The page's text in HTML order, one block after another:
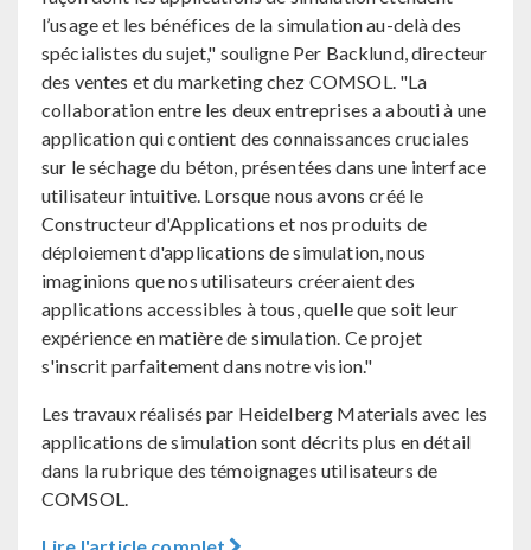
l’usage et les bénéfices de la simulation au-delà des
spécialistes du sujet," souligne Per Backlund, directeur
des ventes et du marketing chez COMSOL. "La
collaboration entre les deux entreprises a abouti à une
application qui contient des connaissances cruciales
sur le séchage du béton, présentées dans une interface
utilisateur intuitive. Lorsque nous avons créé le
Constructeur d'Applications et nos produits de
déploiement d'applications de simulation, nous
imaginions que nos utilisateurs créeraient des
applications accessibles à tous, quelle que soit leur
expérience en matière de simulation. Ce projet
s'inscrit parfaitement dans notre vision."
Les travaux réalisés par Heidelberg Materials avec les
applications de simulation sont décrits plus en détail
dans la rubrique des témoignages utilisateurs de
COMSOL.
Lire l'article complet